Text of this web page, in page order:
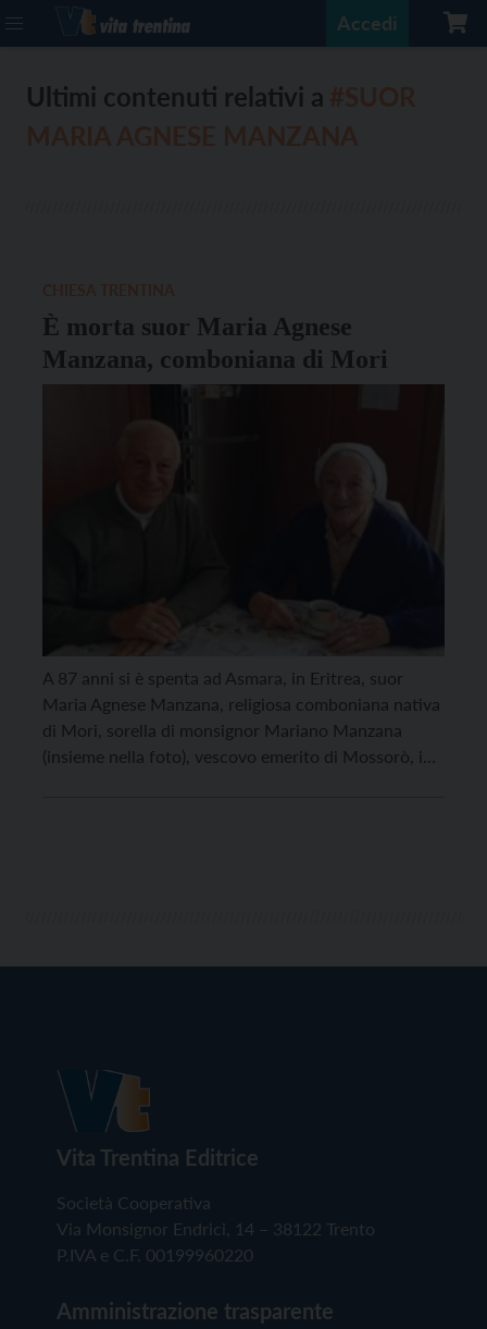
Accedi
Ultimi contenuti relativi a
È morta suor Maria Agnese
Manzana, comboniana di Mori
A 87 anni si è spenta ad Asmara, in Eritrea, suor
Maria Agnese Manzana, religiosa comboniana nativa
di Mori, sorella di monsignor Mariano Manzana
(insieme nella foto), vescovo emerito di Mossorò, in
Vita Trentina Editrice
Società Cooperativa
Via Monsignor Endrici, 14 – 38122 Trento
P.IVA e C.F. 00199960220
Amministrazione trasparente